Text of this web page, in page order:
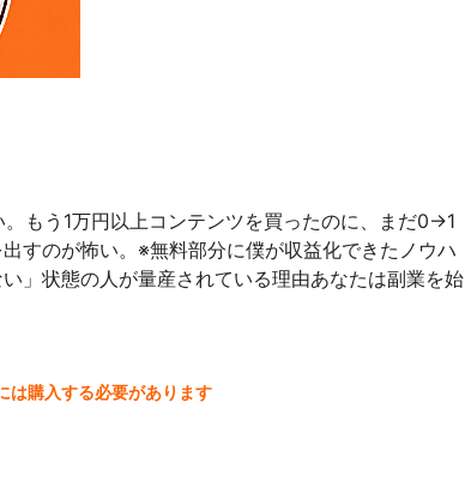
もう1万円以上コンテンツを買ったのに、まだ0→1
すのが怖い。※無料部分に僕が収益化できたノウハ
」状態の人が量産されている理由あなたは副業を始
は購入する必要があります